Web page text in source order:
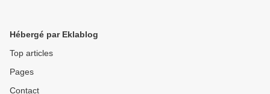
Hébergé par Eklablog
Top articles
Pages
Contact